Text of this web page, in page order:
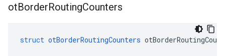
otBorderRoutingCounters
struct otBorderRoutingCounters